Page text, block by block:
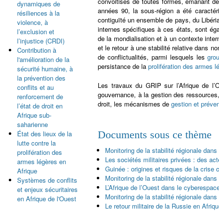
années 90, la sous-région a été
contiguïté un ensemble de pays, du
internes spécifiques à ces états, sont
de la mondialisation et à un contexte
et le retour à une stabilité relative dans
de conflictualités, parmi lesquels les
persistance de la prolifération des armes
Les travaux du GRIP sur l’Afrique de
gouvernance, à la gestion des
droit, les mécanismes de gestion et
Documents sous ce thème
Monitoring de la stabilité régionale
Les sociétés militaires privées : des
Guinée : origines et risques de la crise
Monitoring de la stabilité régionale
L’Afrique de l’Ouest dans le
Monitoring de la stabilité régionale
Le retour militaire de la Russie en
dynamiques de
résiliences à la
violence, à
l’exclusion et
l’injustice (CRDI)
Contribution à
l'amélioration de la
sécurité humaine, à
la prévention des
conflits et au
renforcement de
l’état de droit en
Afrique sub-
saharienne
État des lieux de la
lutte contre la
prolifération des
armes légères en
Afrique
Systèmes de conflits
et enjeux sécuritaires
en Afrique de l'Ouest